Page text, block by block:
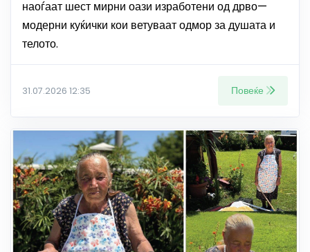
наоѓаат шест мирни оази изработени од дрво—
модерни куќички кои ветуваат одмор за душата и
телото.
31.07.2026 12:35 Повеќе